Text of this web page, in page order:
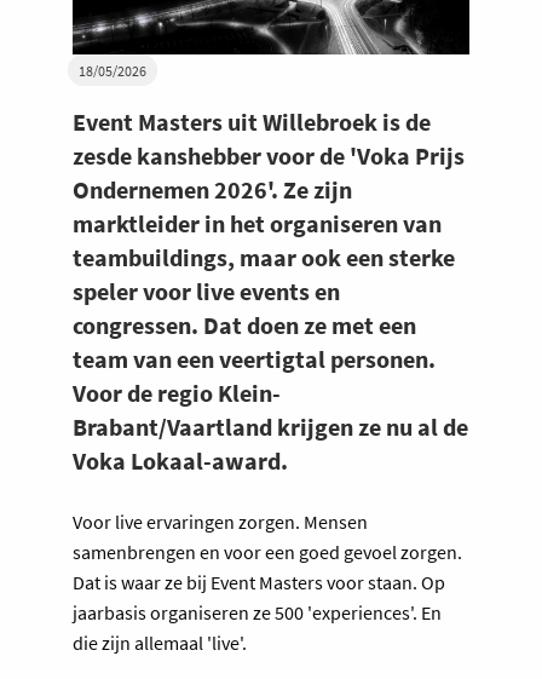
18/05/2026
Event Masters uit Willebroek is de
zesde kanshebber voor de 'Voka Prijs
Ondernemen 2026'. Ze zijn
marktleider in het organiseren van
teambuildings, maar ook een sterke
speler voor live events en
congressen. Dat doen ze met een
team van een veertigtal personen.
Voor de regio Klein-
Brabant/Vaartland krijgen ze nu al de
Voka Lokaal-award.
Voor live ervaringen zorgen. Mensen
samenbrengen en voor een goed gevoel zorgen.
Dat is waar ze bij Event Masters voor staan. Op
jaarbasis organiseren ze 500 'experiences'. En
die zijn allemaal 'live'.